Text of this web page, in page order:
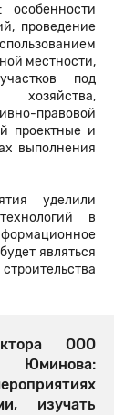
особенности
проведение
местности,
под
хозяйства,
правовой
проектные и
выполнения
уделили
в
являться
ООО
Юминова:
изучать